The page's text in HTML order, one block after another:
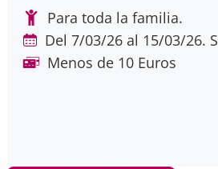
Para toda la familia.
Del 7/03/26 al 15/03/26.
Menos de 10 Euros